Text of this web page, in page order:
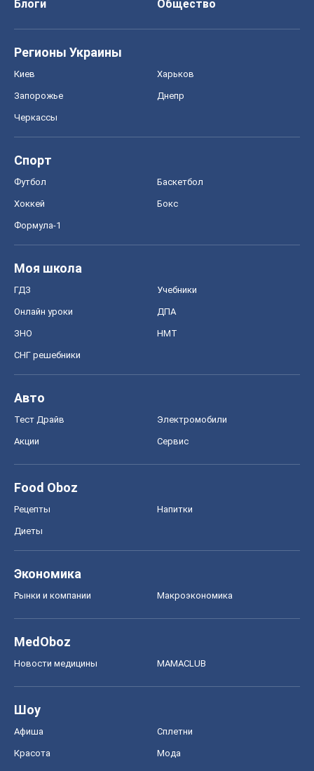
Блоги
Общество
Регионы Украины
Киев Харьков
Запорожье Днепр
Черкассы
Спорт
Футбол Баскетбол
Хоккей Бокс
Формула-1
Моя школа
ГДЗ Учебники
Онлайн уроки ДПА
ЗНО НМТ
СНГ решебники
Авто
Тест Драйв Электромобили
Акции Сервис
Food Oboz
Рецепты Напитки
Диеты
Экономика
Рынки и компании Mакроэкономика
MedOboz
Новости медицины MAMACLUB
Шоу
Афиша Сплетни
Красота Мода